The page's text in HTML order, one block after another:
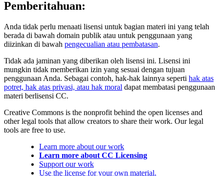
Pemberitahuan:
Anda tidak perlu menaati lisensi untuk bagian materi ini yang telah
berada di bawah domain publik atau untuk penggunaan yang
diizinkan di bawah pengecualian atau pembatasan.
Tidak ada jaminan yang diberikan oleh lisensi ini. Lisensi ini
mungkin tidak memberikan izin yang sesuai dengan tujuan
penggunaan Anda. Sebagai contoh, hak-hak lainnya seperti hak atas
potret, hak atas privasi, atau hak moral dapat membatasi penggunaan
materi berlisensi CC.
Creative Commons is the nonprofit behind the open licenses and
other legal tools that allow creators to share their work. Our legal
tools are free to use.
Learn more about our work
Learn more about CC Licensing
Support our work
Use the license for your own material.